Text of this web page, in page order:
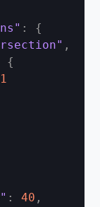
:
{
,
{
1
: 40 ,